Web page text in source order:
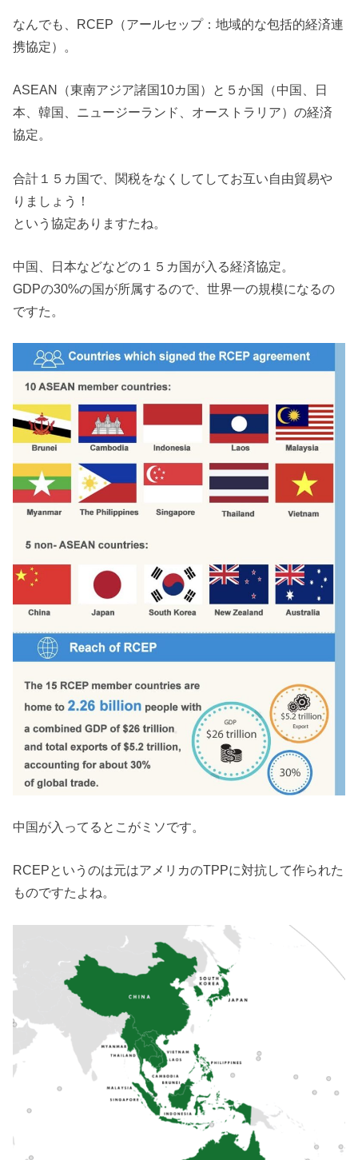
なんでも、RCEP（アールセップ：地域的な包括的経済連
携協定）。
ASEAN（東南アジア諸国10カ国）と５か国（中国、日
本、韓国、ニュージーランド、オーストラリア）の経済
協定。
合計１５カ国で、関税をなくしてしてお互い自由貿易や
りましょう！
という協定ありますたね。
中国、日本などなどの１５カ国が入る経済協定。
GDPの30%の国が所属するので、世界一の規模になるの
ですた。
中国が入ってるとこがミソです。
RCEPというのは元はアメリカのTPPに対抗して作られた
ものですたよね。